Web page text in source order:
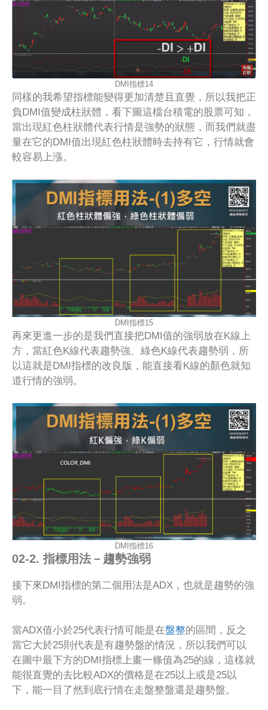
DMI指標14
同樣的我希望指標能變得更加清楚且直覺，所以我把正
負DMI值變成柱狀體，看下圖這檔台積電的股票可知，
當出現紅色柱狀體代表行情是強勢的狀態，而我們就盡
量在它的DMI值出現紅色柱狀體時去持有它，行情就會
較容易上漲。
DMI指標15
再來更進一步的是我們直接把DMI值的強弱放在K線上
方，當紅色K線代表趨勢強、綠色K線代表趨勢弱，所
以這就是DMI指標的改良版，能直接看K線的顏色就知
道行情的強弱。
DMI指標16
02-2. 指標用法－趨勢強弱
接下來DMI指標的第二個用法是ADX，也就是趨勢的強
弱。
當ADX值小於25代表行情可能是在盤整的區間，反之
當它大於25則代表是有趨勢盤的情況，所以我們可以
在圖中最下方的DMI指標上畫一條值為25的線，這樣就
能很直覺的去比較ADX的價格是在25以上或是25以
下，能一目了然到底行情在走盤整盤還是趨勢盤。